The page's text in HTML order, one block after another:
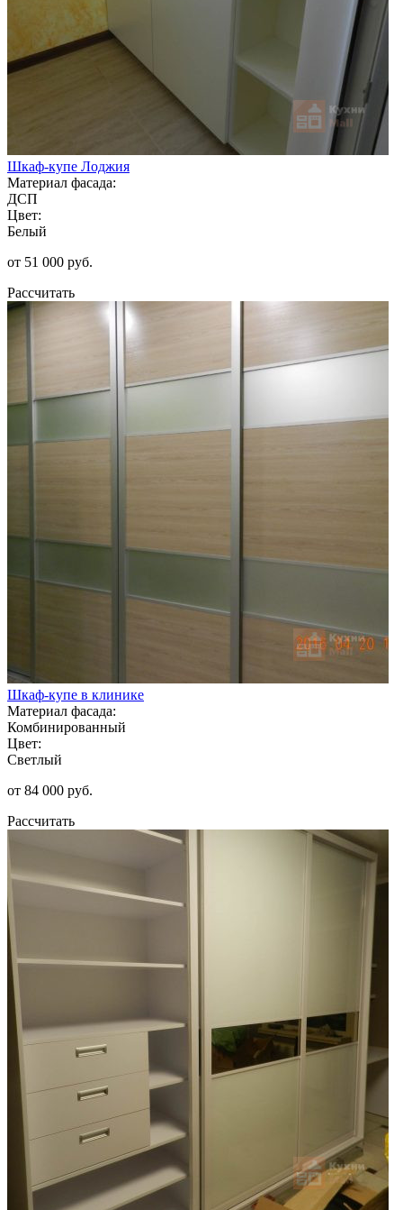
Шкаф-купе Лоджия
Материал фасада:
ДСП
Цвет:
Белый
от 51 000 руб.
Рассчитать
Шкаф-купе в клинике
Материал фасада:
Комбинированный
Цвет:
Светлый
от 84 000 руб.
Рассчитать